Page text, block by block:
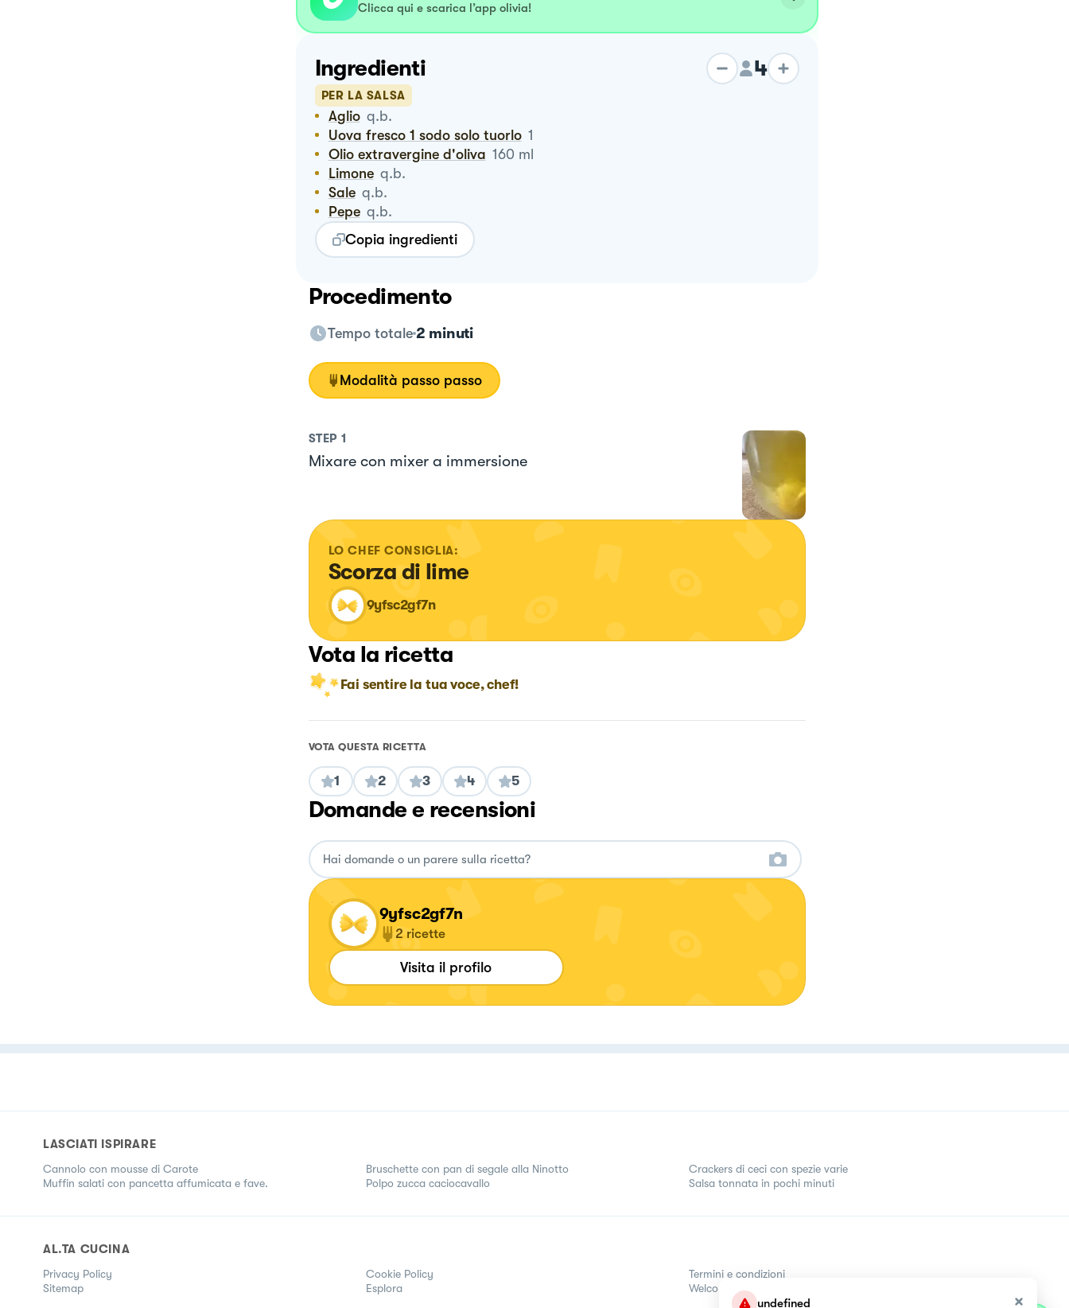
undefined
Clicca qui e scarica l’app olivia!
Ingredienti 4
PER LA SALSA
Aglio q.b.
Uova fresco 1 sodo solo tuorlo 1
Olio extravergine d'oliva 160 ml
Limone q.b.
Sale q.b.
Pepe q.b.
Copia ingredienti
Procedimento
Tempo totale 2 minuti
Modalità passo passo
STEP 1
Mixare con mixer a immersione
LO CHEF CONSIGLIA:
Scorza di lime
9yfsc2gf7n
Vota la ricetta
Fai sentire la tua voce, chef!
VOTA QUESTA RICETTA
1 2 3 4 5
Domande e recensioni
9yfsc2gf7n
2 ricette
Visita il profilo
LASCIATI ISPIRARE
Cannolo con mousse di Carote
Muffin salati con pancetta affumicata e fave.
Bruschette con pan di segale alla Ninotto
Polpo zucca caciocavallo
Crackers di ceci con spezie varie
Salsa tonnata in pochi minuti
AL.TA CUCINA
Privacy Policy Cookie Policy
Termini e condizioni
Sitemap
Esplora Welcome